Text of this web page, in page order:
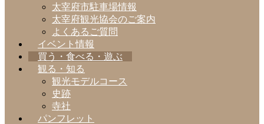
太宰府市駐車場情報
太宰府観光協会のご案内
よくあるご質問
イベント情報
買う・食べる・遊ぶ
観る・知る
観光モデルコース
史跡
寺社
パンフレット